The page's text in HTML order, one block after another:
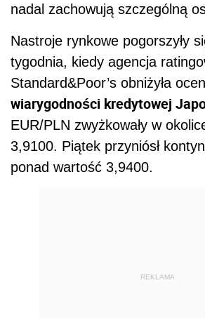
nadal zachowują szczególną
Nastroje rynkowe pogorszyły
tygodnia, kiedy agencja
Standard&Poor’s obniżyła
wiarygodności kredytowej
EUR/PLN zwyżkowały w
3,9100. Piątek przyniósł
ponad wartość 3,9400.
REKLAMA